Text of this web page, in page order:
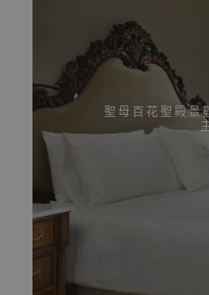
聖母百花聖殿